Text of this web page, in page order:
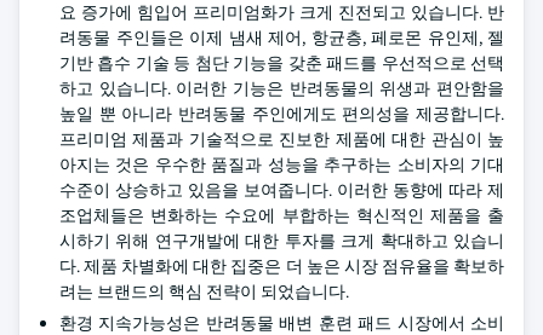
요 증가에 힘입어 프리미엄화가 크게 진전되고 있습니다. 반
려동물 주인들은 이제 냄새 제어, 항균층, 페로몬 유인제, 젤
기반 흡수 기술 등 첨단 기능을 갖춘 패드를 우선적으로 선택
하고 있습니다. 이러한 기능은 반려동물의 위생과 편안함을
높일 뿐 아니라 반려동물 주인에게도 편의성을 제공합니다.
프리미엄 제품과 기술적으로 진보한 제품에 대한 관심이 높
아지는 것은 우수한 품질과 성능을 추구하는 소비자의 기대
수준이 상승하고 있음을 보여줍니다. 이러한 동향에 따라 제
조업체들은 변화하는 수요에 부합하는 혁신적인 제품을 출
시하기 위해 연구개발에 대한 투자를 크게 확대하고 있습니
다. 제품 차별화에 대한 집중은 더 높은 시장 점유율을 확보하
려는 브랜드의 핵심 전략이 되었습니다.
환경 지속가능성은 반려동물 배변 훈련 패드 시장에서 소비